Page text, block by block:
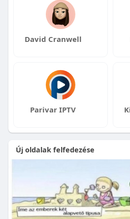
David Cranwell
Parivar IPTV
Új oldalak felfedezése